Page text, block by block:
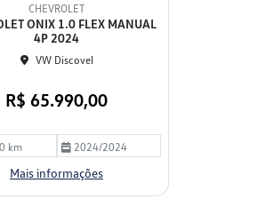
CHEVROLET
ONIX 1.0 FLEX MANUAL
4P 2024
VW Discovel
R$ 65.990,00
km 2024/2024
Mais informações